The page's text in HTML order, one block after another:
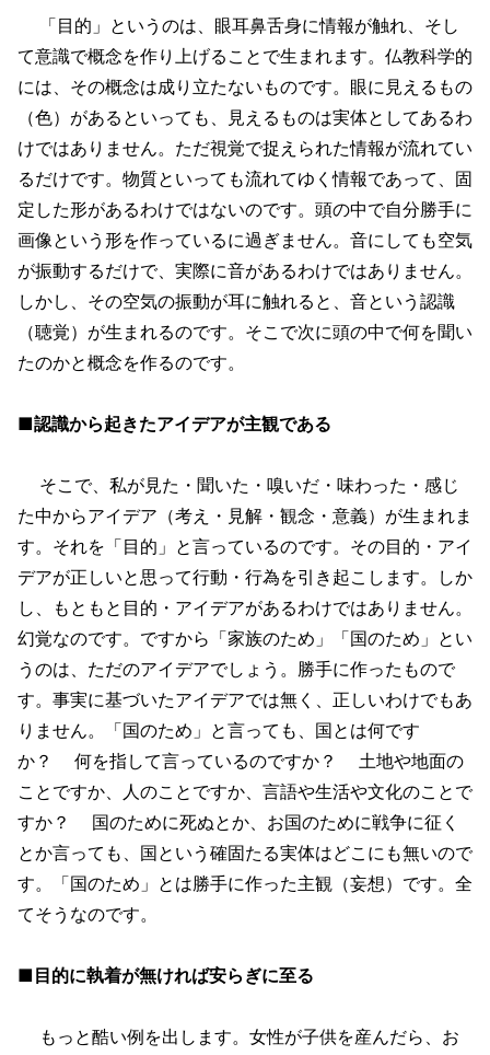
「目的」というのは、眼耳鼻舌身に情報が触れ、そし
て意識で概念を作り上げることで生まれます。仏教科学的
には、その概念は成り立たないものです。眼に見えるもの
（色）があるといっても、見えるものは実体としてあるわ
けではありません。ただ視覚で捉えられた情報が流れてい
るだけです。物質といっても流れてゆく情報であって、固
定した形があるわけではないのです。頭の中で自分勝手に
画像という形を作っているに過ぎません。音にしても空気
が振動するだけで、実際に音があるわけではありません。
しかし、その空気の振動が耳に触れると、音という認識
（聴覚）が生まれるのです。そこで次に頭の中で何を聞い
たのかと概念を作るのです。
■認識から起きたアイデアが主観である
そこで、私が見た・聞いた・嗅いだ・味わった・感じ
た中からアイデア（考え・見解・観念・意義）が生まれま
す。それを「目的」と言っているのです。その目的・アイ
デアが正しいと思って行動・行為を引き起こします。しか
し、もともと目的・アイデアがあるわけではありません。
幻覚なのです。ですから「家族のため」「国のため」とい
うのは、ただのアイデアでしょう。勝手に作ったもので
す。事実に基づいたアイデアでは無く、正しいわけでもあ
りません。「国のため」と言っても、国とは何です
か？ 何を指して言っているのですか？ 土地や地面の
ことですか、人のことですか、言語や生活や文化のことで
すか？ 国のために死ぬとか、お国のために戦争に征く
とか言っても、国という確固たる実体はどこにも無いので
す。「国のため」とは勝手に作った主観（妄想）です。全
てそうなのです。
■目的に執着が無ければ安らぎに至る
もっと酷い例を出します。女性が子供を産んだら、お